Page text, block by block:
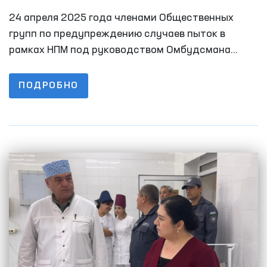
закрытых учреждениях Навои изучены
условия содержания лиц с
ограниченной свободой передвижения
24 апреля 2025 года членами Общественных
групп по предупреждению случаев пыток в
рамках НПМ под руководством Омбудсмана
пенитенциарных учреждений Навои. В данных
процессах приняли участие также
ПОДРОБНО